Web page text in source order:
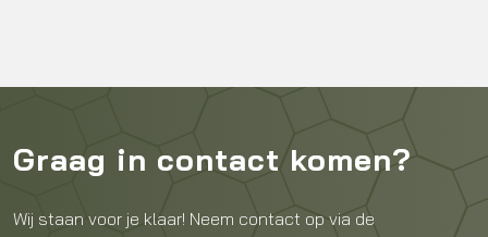
Graag in contact komen?
Wij staan voor je klaar! Neem contact op via de